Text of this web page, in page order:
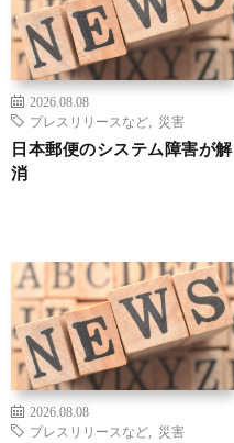
2026.08.08
プレスリリースなど
災害
日本郵便のシステム障害が解
消
2026.08.08
プレスリリースなど
災害